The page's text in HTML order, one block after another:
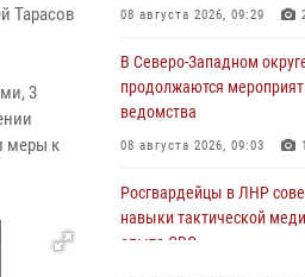
Тарасов
3
меры к
08 августа 2026, 09:29
В Северо-Западном
продолжаются
ведомства
08 августа 2026, 09:03 1
Росгвардейцы в ЛНР
навыки тактической
опыта СВО